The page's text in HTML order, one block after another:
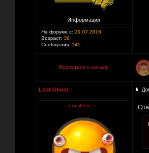
Информация
На форуме с: 29.07.2016
Возраст: 38
Сообщения: 145
Вернуться к началу
Lost Ghost